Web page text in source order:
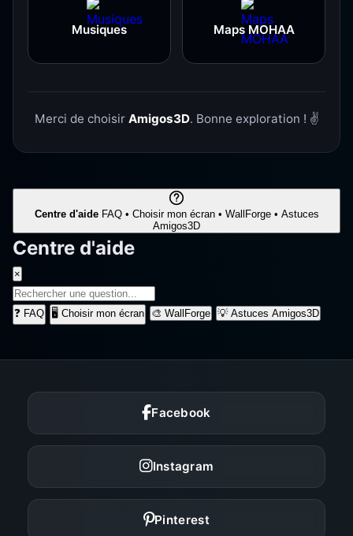
Musiques Maps MOHAA
Merci de choisir Amigos3D. Bonne exploration ! ✌️
Centre d'aide FAQ • Choisir mon écran • WallForge • Astuces
Amigos3D
Centre d'aide
×
❓ FAQ 🖥️ Choisir mon écran 🎨 WallForge 💡 Astuces Amigos3D
Facebook
Instagram
Pinterest